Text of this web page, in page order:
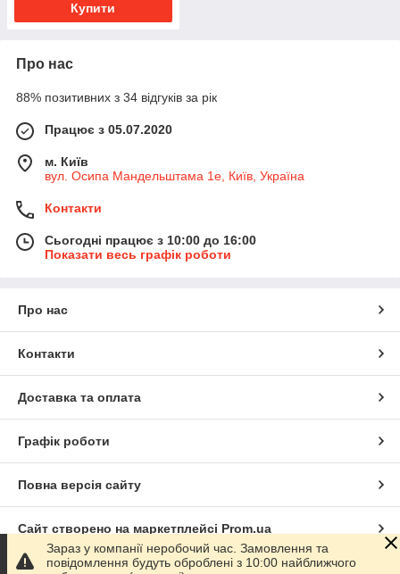
Купити
Про нас
88% позитивних з 34 відгуків за рік
Працює з 05.07.2020
м. Київ
вул. Осипа Мандельштама 1е, Київ, Україна
Контакти
Сьогодні працює з 10:00 до 16:00
Показати весь графік роботи
Про нас
Контакти
Доставка та оплата
Графік роботи
Повна версія сайту
Сайт створено на маркетплейсі Prom.ua
Зараз у компанії неробочий час. Замовлення та
повідомлення будуть оброблені з 10:00 найближчого